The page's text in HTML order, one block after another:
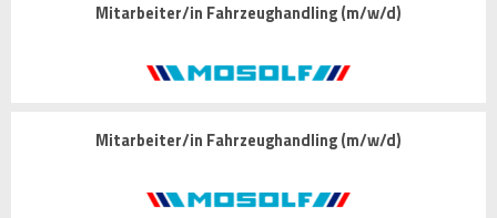
Mitarbeiter/in Fahrzeughandling (m/w/d)
Mitarbeiter/in Fahrzeughandling (m/w/d)